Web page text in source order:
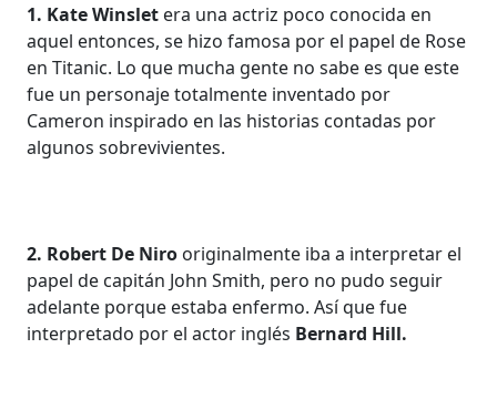
1. Kate Winslet era una actriz poco conocida en
aquel entonces, se hizo famosa por el papel de Rose
en Titanic. Lo que mucha gente no sabe es que este
fue un personaje totalmente inventado por
Cameron inspirado en las historias contadas por
algunos sobrevivientes.
2. Robert De Niro originalmente iba a interpretar el
papel de capitán John Smith, pero no pudo seguir
adelante porque estaba enfermo. Así que fue
interpretado por el actor inglés Bernard Hill.